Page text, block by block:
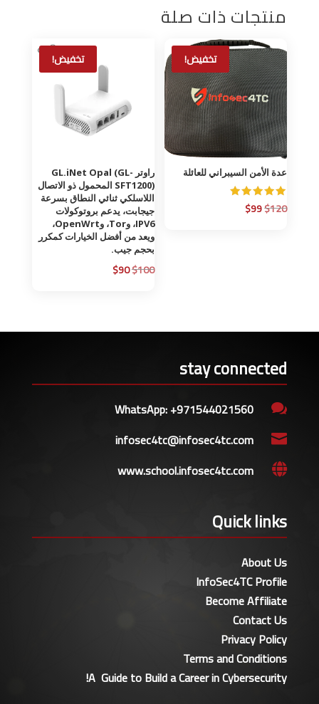
منتجات ذات صلة
تخفيض!
عدة الأمن السيبراني للعائلة
تم التقييم
5.00
$120 السعر
$99 السعر
تخفيض!
راوتر GL.iNet Opal (GL-
SFT1200) المحمول ذو الاتصال
اللاسلكي ثنائي النطاق بسرعة
جيجابت، يدعم بروتوكولات
IPV6، وTor، وOpenWrt،
ويعد من أفضل الخيارات كمكرر
بحجم جيب.
$100 السعر
$100.
$90
$90.
stay connected

WhatsApp: +971544021560

infosec4tc@infosec4tc.com

www.school.infosec4tc.com
Quick links
About Us
InfoSec4TC Profile
Become Affiliate
Contact Us
Privacy Policy
Terms and Conditions
A Guide to Build a Career in Cybersecurity!